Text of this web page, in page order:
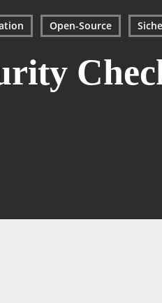
Open-Source